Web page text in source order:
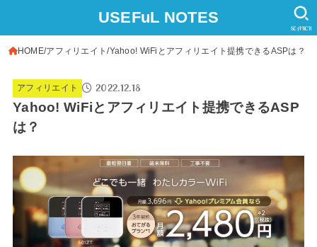
USEFuL NOTES
SEARCH
HOME アフィリエイト Yahoo! WiFiとアフィリエイト提携できるASPは？
アフィリエイト 2022.12.18
Yahoo! WiFiとアフィリエイト提携できるASP
は？